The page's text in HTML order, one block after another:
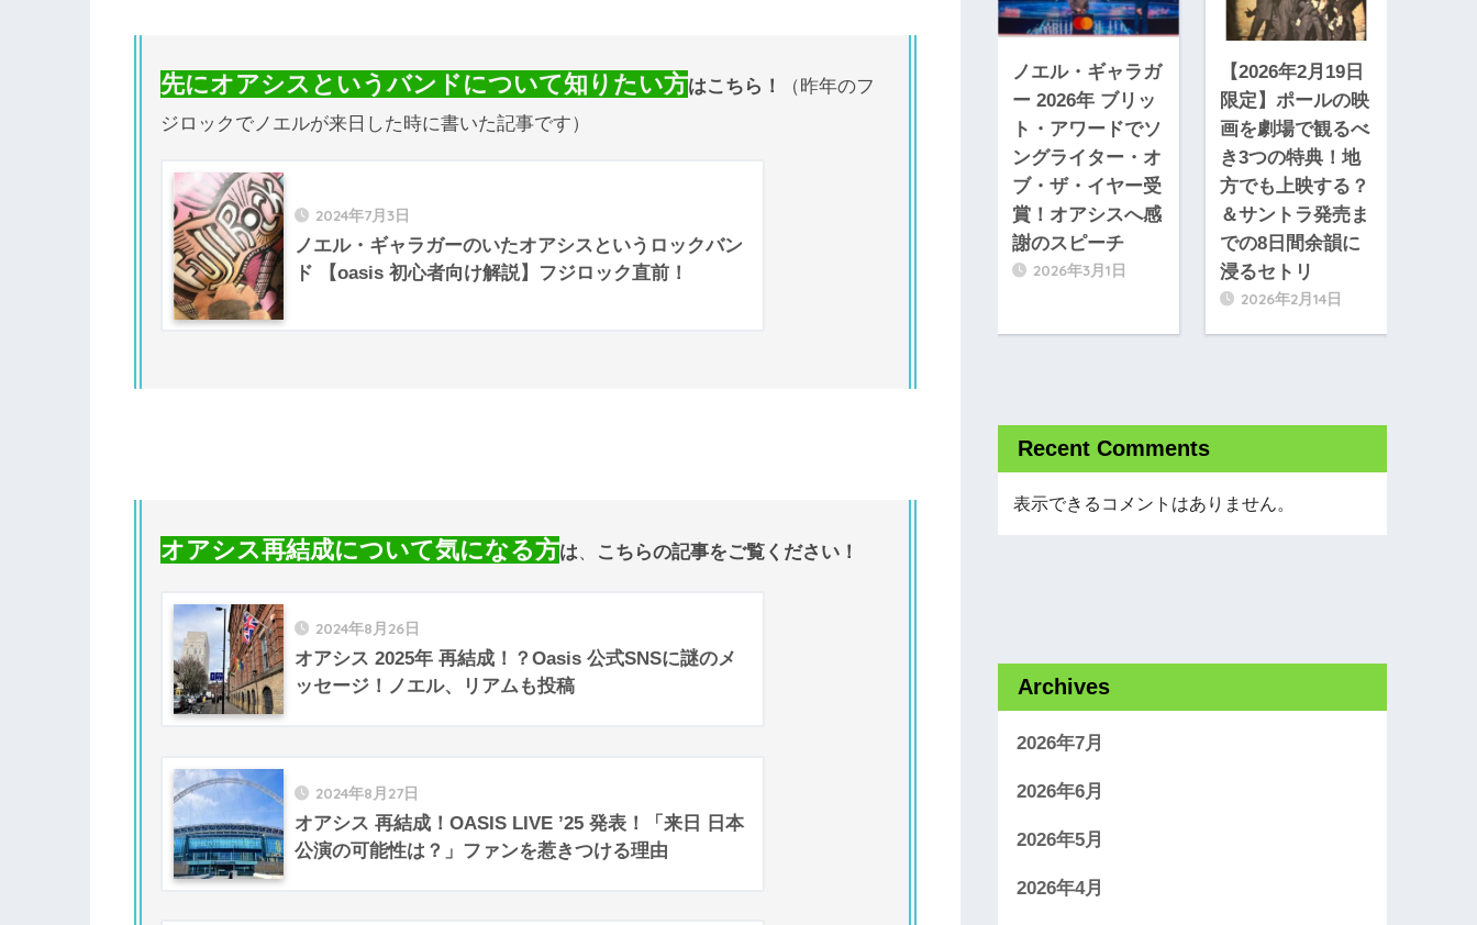
先にオアシスというバンドについて知りたい方はこちら！
（昨年のフ
ジロックでノエルが来日した時に書いた記事です）
2024年7月3日
ノエル・ギャラガーのいたオアシスというロックバン
ド 【oasis 初心者向け解説】フジロック直前！
オアシス再結成について気になる方は、 こちらの記事をご覧ください！
2024年8月26日
オアシス 2025年 再結成！？Oasis 公式SNSに謎のメ
ッセージ！ノエル、リアムも投稿
2024年8月27日
オアシス 再結成！OASIS LIVE ’25 発表！「来日 日本
公演の可能性は？」ファンを惹きつける理由
ノエル・ギャラガ
ー 2026年 ブリッ
ト・アワードでソ
ングライター・オ
ブ・ザ・イヤー受
賞！オアシスへ感
謝のスピーチ
2026年3月1日
【2026年2月19日
限定】ポールの映
画を劇場で観るべ
き3つの特典！地
方でも上映する？
＆サントラ発売ま
での8日間余韻に
浸るセトリ
2026年2月14日
Recent Comments
表示できるコメントはありません。
Archives
2026年7月
2026年6月
2026年5月
2026年4月